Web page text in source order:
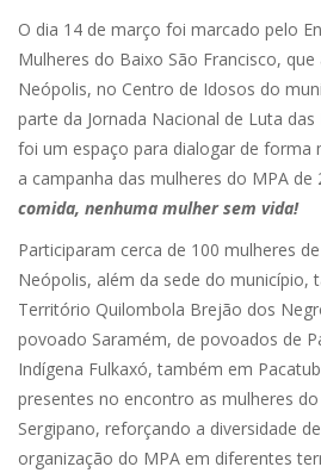
O dia 14 de março foi marcado pelo
Mulheres do Baixo São Francisco,
Neópolis, no Centro de Idosos do
parte da Jornada Nacional de Luta
foi um espaço para dialogar de forma
a campanha das mulheres do MPA de
comida, nenhuma mulher sem vida!
Participaram cerca de 100 mulheres
Neópolis, além da sede do município,
Território Quilombola Brejão dos
povoado Saramém, de povoados de
Indígena Fulkaxó, também em
presentes no encontro as mulheres
Sergipano, reforçando a diversidade
organização do MPA em diferentes